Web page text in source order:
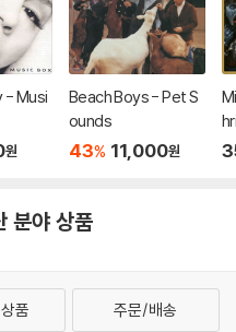
- Musi
원
Beach Boys - Pet S
ounds
43% 11,000원
분야 상품
품 주문/배송